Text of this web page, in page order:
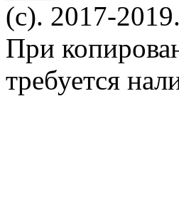
(c). 2017-2019.
При
требуется